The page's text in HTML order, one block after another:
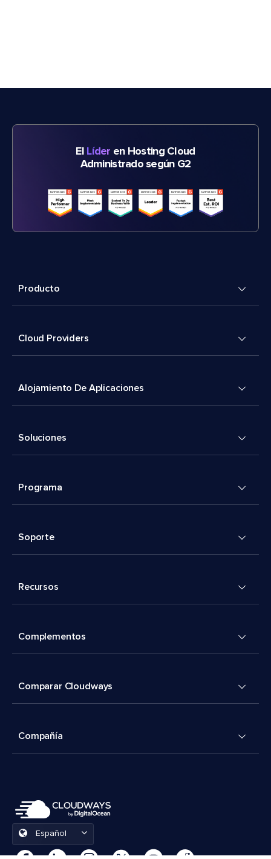
El Líder en Hosting Cloud
Administrado según G2
Producto
Cloud Providers
Alojamiento De Aplicaciones
Soluciones
Programa
Soporte
Recursos
Complementos
Comparar Cloudways
Compañía
Español